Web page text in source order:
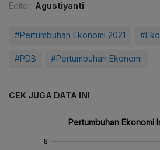
Editor: Agustiyanti
#Pertumbuhan Ekonomi 2021
#PDB #Pertumbuhan Ekonomi
CEK JUGA DATA INI